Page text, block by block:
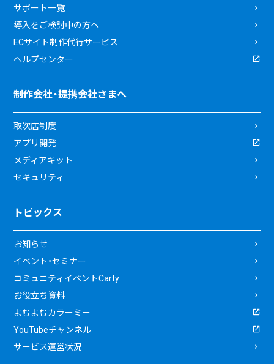
サポート一覧
導入をご検討中の方へ
ECサイト制作代行サービス
ヘルプセンター
制作会社・提携会社さまへ
取次店制度
アプリ開発
メディアキット
セキュリティ
トピックス
お知らせ
イベント・セミナー
コミュニティイベントCarty
お役立ち資料
よむよむカラーミー
YouTubeチャンネル
サービス運営状況